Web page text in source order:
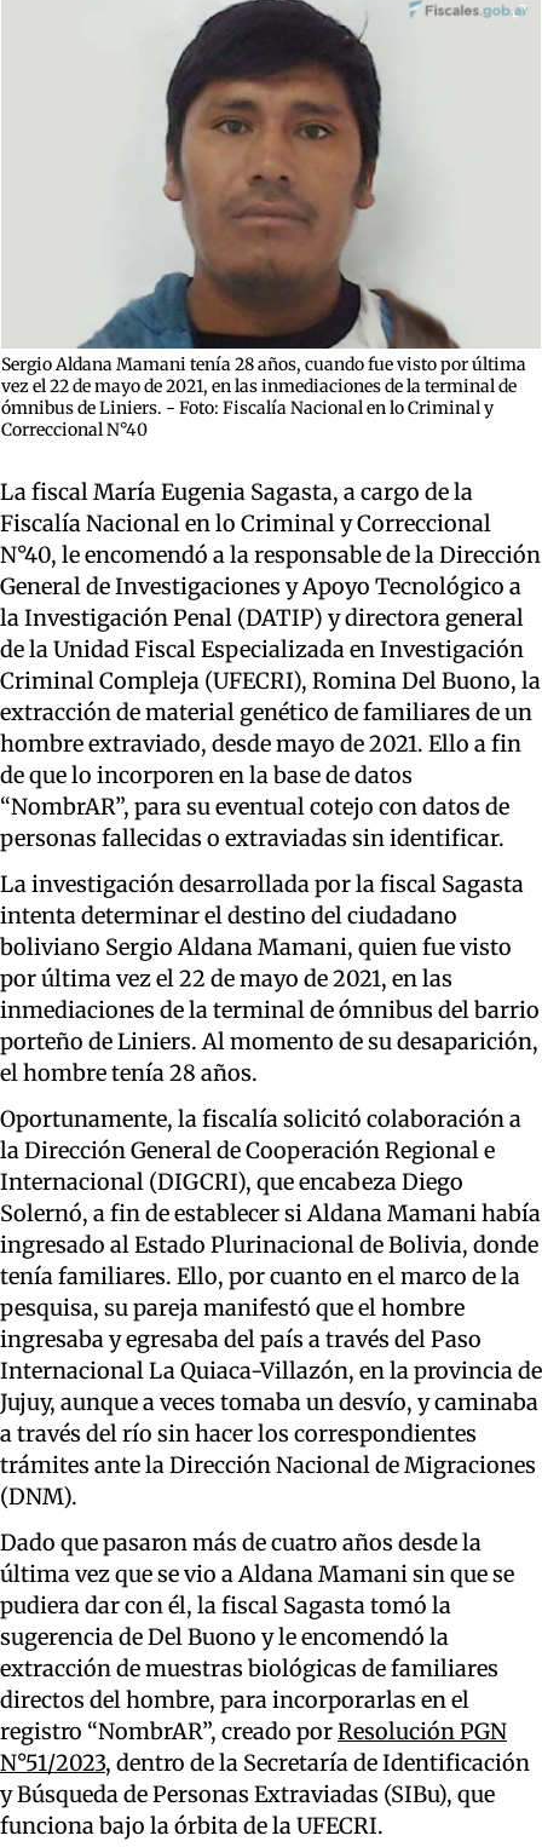
Sergio Aldana Mamani tenía 28 años, cuando fue visto por última
vez el 22 de mayo de 2021, en las inmediaciones de la terminal de
ómnibus de Liniers. - Foto: Fiscalía Nacional en lo Criminal y
Correccional N°40
La fiscal María Eugenia Sagasta, a cargo de la
Fiscalía Nacional en lo Criminal y Correccional
N°40, le encomendó a la responsable de la Dirección
General de Investigaciones y Apoyo Tecnológico a
la Investigación Penal (DATIP) y directora general
de la Unidad Fiscal Especializada en Investigación
Criminal Compleja (UFECRI), Romina Del Buono, la
extracción de material genético de familiares de un
hombre extraviado, desde mayo de 2021. Ello a fin
de que lo incorporen en la base de datos
“NombrAR”, para su eventual cotejo con datos de
personas fallecidas o extraviadas sin identificar.
La investigación desarrollada por la fiscal Sagasta
intenta determinar el destino del ciudadano
boliviano Sergio Aldana Mamani, quien fue visto
por última vez el 22 de mayo de 2021, en las
inmediaciones de la terminal de ómnibus del barrio
porteño de Liniers. Al momento de su desaparición,
el hombre tenía 28 años.
Oportunamente, la fiscalía solicitó colaboración a
la Dirección General de Cooperación Regional e
Internacional (DIGCRI), que encabeza Diego
Solernó, a fin de establecer si Aldana Mamani había
ingresado al Estado Plurinacional de Bolivia, donde
tenía familiares. Ello, por cuanto en el marco de la
pesquisa, su pareja manifestó que el hombre
ingresaba y egresaba del país a través del Paso
Internacional La Quiaca-Villazón, en la provincia de
Jujuy, aunque a veces tomaba un desvío, y caminaba
a través del río sin hacer los correspondientes
trámites ante la Dirección Nacional de Migraciones
(DNM).
Dado que pasaron más de cuatro años desde la
última vez que se vio a Aldana Mamani sin que se
pudiera dar con él, la fiscal Sagasta tomó la
sugerencia de Del Buono y le encomendó la
extracción de muestras biológicas de familiares
directos del hombre, para incorporarlas en el
registro “NombrAR”, creado porResolución PGN
N°51/2023, dentro de la Secretaría de Identificación
y Búsqueda de Personas Extraviadas (SIBu), que
funciona bajo la órbita de la UFECRI.